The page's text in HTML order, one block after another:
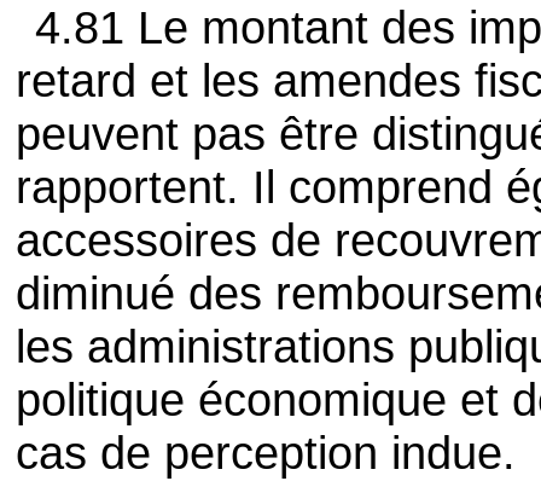
4.81 Le montant des
retard et les amendes
peuvent pas être
rapportent. Il comprend
accessoires de
diminué des
les administrations
politique économique et
cas de perception indue.